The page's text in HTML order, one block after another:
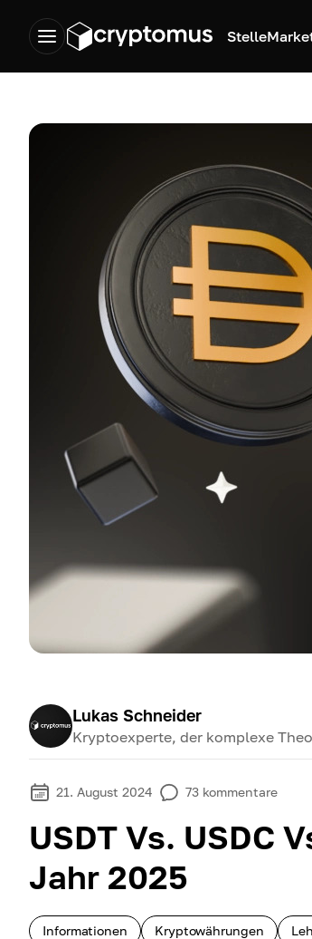
Stelle
Lukas Schneider
Kryptoexperte, der komplexe
21. August 2024 73 kommentare
USDT Vs. USDC
Jahr 2025
Informationen Kryptowährungen